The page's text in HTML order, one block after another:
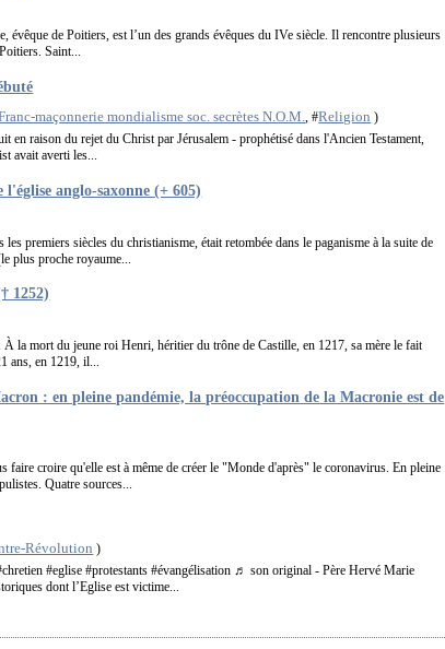
de Poitiers, est l’un des grands évêques du IVe siècle. Il rencontre plusieurs
Saint...
maçonnerie mondialisme soc. secrètes N.O.M., #Religion )
en raison du rejet du Christ par Jérusalem - prophétisé dans l'Ancien Testament,
avait averti les...
anglo-saxonne (+ 605)
premiers siècles du christianisme, était retombée dans le paganisme à la suite de
plus proche royaume...
1252)
À la mort du jeune roi Henri, héritier du trône de Castille, en 1217, sa mère le fait
ans, en 1219, il...
: en pleine pandémie, la préoccupation de la Macronie est de
faire croire qu'elle est à même de créer le "Monde d'après" le coronavirus. En pleine
Quatre sources...
Révolution )
#eglise #protestants #évangélisation ♬ son original - Père Hervé Marie
dont l’Eglise est victime...